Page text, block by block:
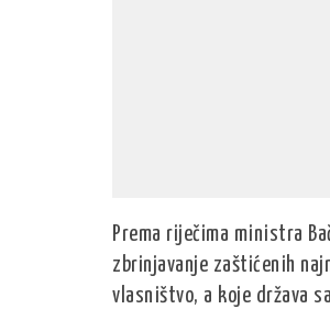
Prema riječima ministra
zbrinjavanje zaštićenih
vlasništvo, a koje država